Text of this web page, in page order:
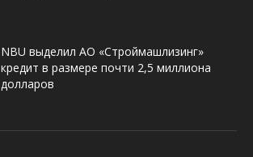
NBU выделил АО «Строймашлизинг»
кредит в размере почти 2,5 миллиона
долларов